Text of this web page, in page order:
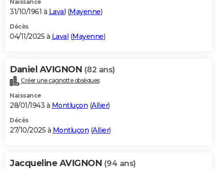
Naissance
31/10/1961 à Laval (Mayenne)
Décès
04/11/2025 à Laval (Mayenne)
Daniel AVIGNON (82 ans)
Créer une cagnotte obsèques
Naissance
28/01/1943 à Montluçon (Allier)
Décès
27/10/2025 à Montluçon (Allier)
Jacqueline AVIGNON (94 ans)